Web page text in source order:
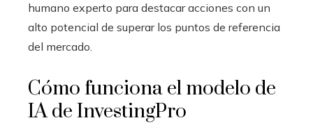
humano experto para destacar acciones con un
alto potencial de superar los puntos de referencia
del mercado.
Cómo funciona el modelo de
IA de InvestingPro